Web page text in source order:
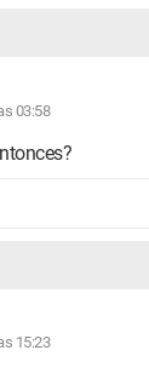
03:58
15:23